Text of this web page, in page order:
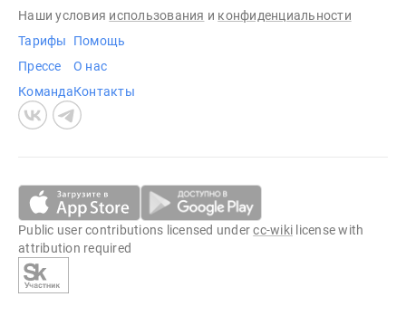
Наши условия использования и конфиденциальности
Тарифы
Прессе
Команда
Помощь
О нас
Контакты
Public user contributions licensed undercc-wiki license with
attribution required